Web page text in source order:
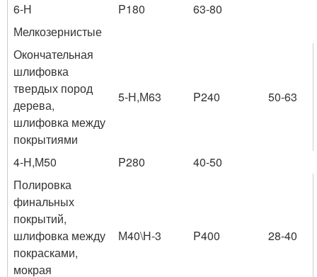
6-Н P180
63-80
Мелкозернистые
Окончательная
шлифовка
твердых пород
дерева,
шлифовка между
покрытиями
5-Н,М63 P240 50-63
4-Н,М50 P280
40-50
Полировка
финальных
покрытий,
шлифовка между
покрасками,
мокрая
М40\Н-3 P400 28-40